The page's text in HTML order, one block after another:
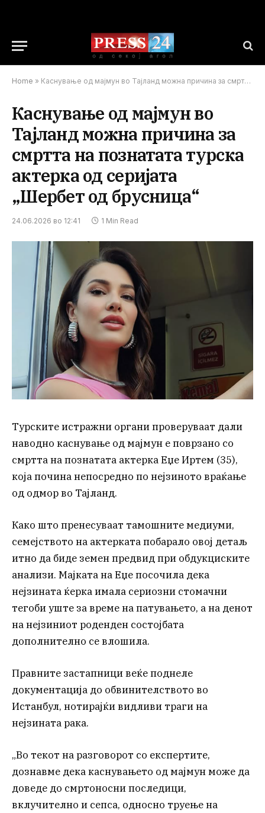
Home » Каснување од мајмун во Тајланд можна причина за смртта на познатата турска актерка од серијата „Шербет од брусница“
Каснување од мајмун во
Тајланд можна причина за
смртта на познатата турска
актерка од серијата
„Шербет од брусница“
24.06.2026 во 12:41 1 Min Read
Турските истражни органи проверуваат дали
наводно каснување од мајмун е поврзано со
смртта на познатата актерка Еџе Иртем (35),
која почина непосредно по нејзиното враќање
од одмор во Тајланд.
Како што пренесуваат тамошните медиуми,
семејството на актерката побарало овој детаљ
итно да биде земен предвид при обдукциските
анализи. Мајката на Еџе посочила дека
нејзината ќерка имала сериозни стомачни
тегоби уште за време на патувањето, а на денот
на нејзиниот роденден состојбата
дополнително се влошила.
Правните застапници веќе поднеле
документација до обвинителството во
Истанбул, нотирајќи видливи траги на
нејзината рака.
„Во текот на разговорот со експертите,
дознавме дека каснувањето од мајмун може да
доведе до смртоносни последици,
вклучително и сепса, односно труење на